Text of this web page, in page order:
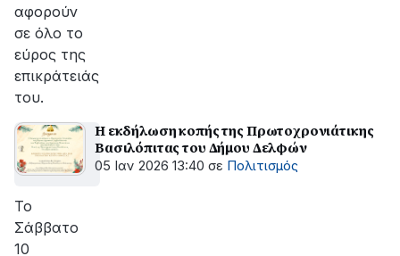
αφορούν
σε όλο το
εύρος της
επικράτειάς
του.
Η εκδήλωση κοπής της Πρωτοχρονιάτικης
Βασιλόπιτας του Δήμου Δελφών
05 Ιαν 2026 13:40 σε Πολιτισμός
Το
Σάββατο
10